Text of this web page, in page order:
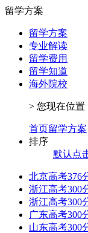
留学方案
留学方案
专业解读
留学费用
留学知道
海外院校
> 您现在位置
首页留学方案
排序
默认 点
北京高考376
浙江高考300
浙江高考300
广东高考300
山东高考300